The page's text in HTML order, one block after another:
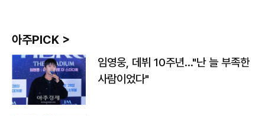
아주PICK >
임영웅, 데뷔 10주년…"난 늘 부족한
사람이었다"